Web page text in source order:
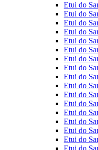
Etui do
Etui do
Etui do
Etui do
Etui do
Etui do
Etui do
Etui do
Etui do
Etui do
Etui do
Etui do
Etui do
Etui do
Etui do
Etui do
Etui do